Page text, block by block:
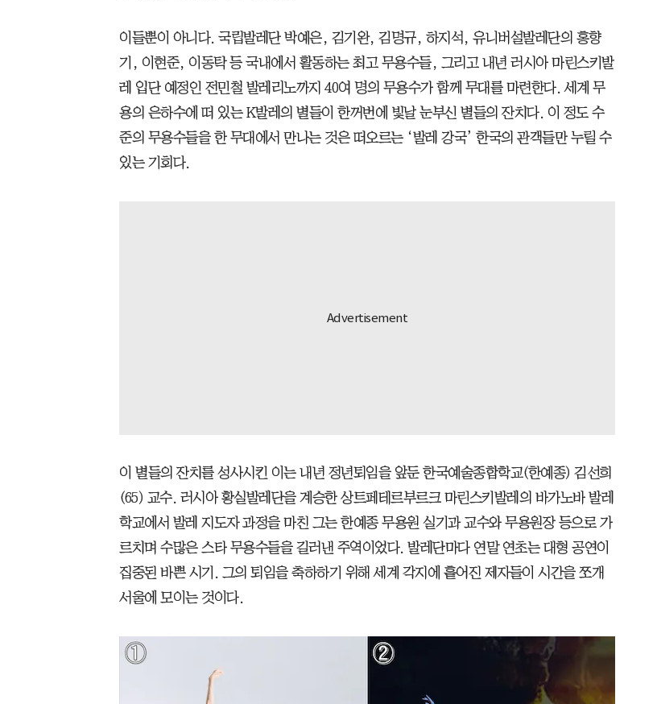
이들뿐이 아니다. 국립발레단 박예은, 김기완, 김명규, 하지석, 유니버설발레단의 홍향
기, 이현준, 이동탁 등 국내에서 활동하는 최고 무용수들, 그리고 내년 러시아 마린스키발
레 입단 예정인 전민철 발레리노까지 40여 명의 무용수가 함께 무대를 마련한다. 세계 무
용의 은하수에 떠 있는 K발레의 별들이 한꺼번에 빛날 눈부신 별들의 잔치다. 이 정도 수
준의 무용수들을 한 무대에서 만나는 것은 떠오르는 ‘발레 강국’ 한국의 관객들만 누릴 수
있는 기회다.
이 별들의 잔치를 성사시킨 이는 내년 정년퇴임을 앞둔 한국예술종합학교(한예종) 김선희
(65) 교수. 러시아 황실발레단을 계승한 상트페테르부르크 마린스키발레의 바가노바 발레
학교에서 발레 지도자 과정을 마친 그는 한예종 무용원 실기과 교수와 무용원장 등으로 가
르치며 수많은 스타 무용수들을 길러낸 주역이었다. 발레단마다 연말 연초는 대형 공연이
집중된 바쁜 시기. 그의 퇴임을 축하하기 위해 세계 각지에 흩어진 제자들이 시간을 쪼개
서울에 모이는 것이다.